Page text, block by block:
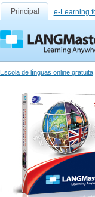
Principal e-Learning
Escola de línguas online gratuita